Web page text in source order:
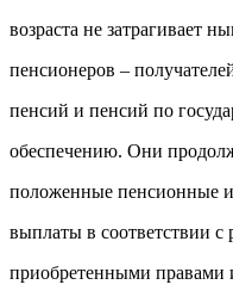
возраста не затрагивает
пенсионеров –
пенсий и пенсий по
обеспечению. Они
положенные пенсионные
выплаты в соответствии с
приобретенными правами